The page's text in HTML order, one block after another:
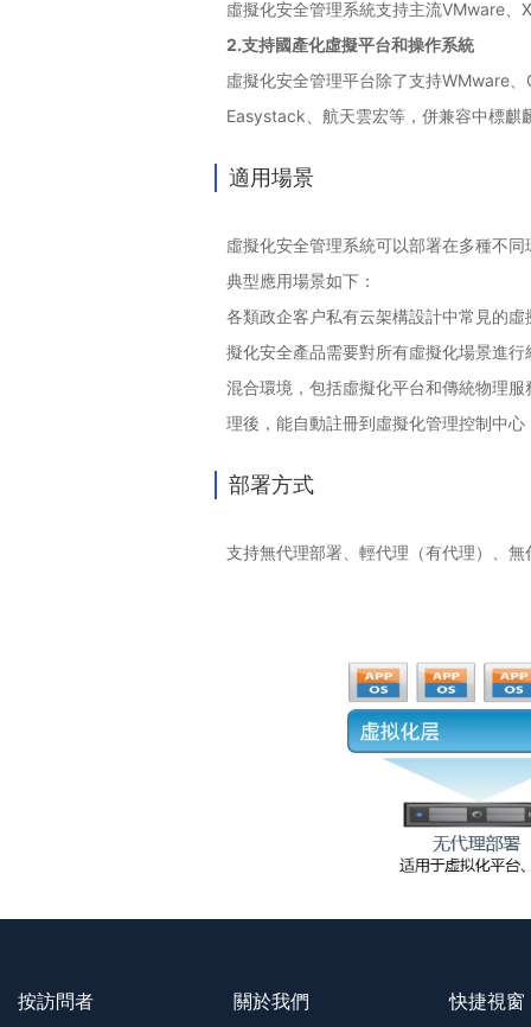
虛擬化安全管理系統支持主流VMware
2.支持國產化虛擬平台和操作系統
虛擬化安全管理平台除了支持WMware
Easystack、航天雲宏等，併兼容中標麒
適用場景
虛擬化安全管理系統可以部署在多種不
典型應用場景如下：
各類政企客户私有云架構設計中常見的
擬化安全產品需要對所有虛擬化場景進
混合環境，包括虛擬化平台和傳統物理
理後，能自動註冊到虛擬化管理控制中
部署方式
支持無代理部署、輕代理（有代理）、
按訪問者 關於我們 快捷視窗